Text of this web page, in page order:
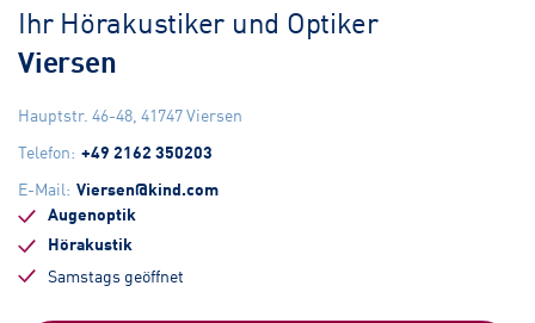
Ihr Hörakustiker und Optiker
Viersen
Hauptstr. 46-48, 41747Viersen
Telefon: +49 2162 350203
E-Mail: Viersen@kind.com
Augenoptik
Hörakustik
Samstags geöffnet